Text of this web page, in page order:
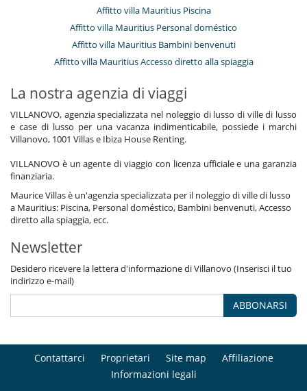
Affitto villa Mauritius Piscina
Affitto villa Mauritius Personal doméstico
Affitto villa Mauritius Bambini benvenuti
Affitto villa Mauritius Accesso diretto alla spiaggia
La nostra agenzia di viaggi
VILLANOVO, agenzia specializzata nel noleggio di lusso di ville di lusso
e case di lusso per una vacanza indimenticabile, possiede i marchi
Villanovo, 1001 Villas e Ibiza House Renting.
VILLANOVO è un agente di viaggio con licenza ufficiale e una garanzia
finanziaria.
Maurice Villas è un'agenzia specializzata per il noleggio di ville di lusso
a Mauritius: Piscina, Personal doméstico, Bambini benvenuti, Accesso
diretto alla spiaggia, ecc.
Newsletter
Desidero ricevere la lettera d'informazione di Villanovo (Inserisci il tuo
indirizzo e-mail)
ABBONARSI
Contattarci Proprietari Site map
Affiliazione
Informazioni legali